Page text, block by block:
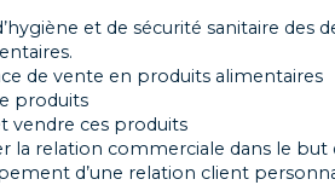
et de sécurité sanitaire des
de vente en produits alimentaires
produits
vendre ces produits
la relation commerciale dans le but
d’une relation client